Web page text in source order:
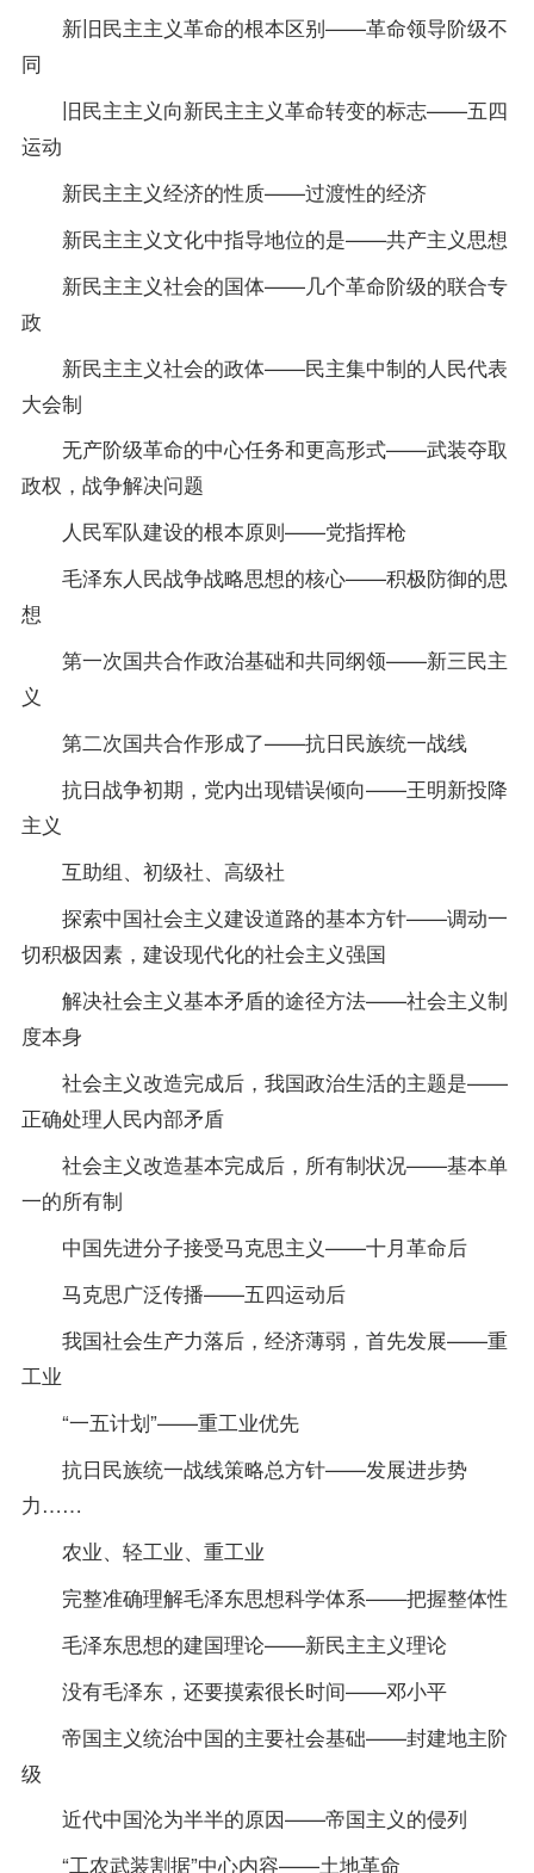
新旧民主主义革命的根本区别——革命领导阶级不
同
旧民主主义向新民主主义革命转变的标志——五四
运动
新民主主义经济的性质——过渡性的经济
新民主主义文化中指导地位的是——共产主义思想
新民主主义社会的国体——几个革命阶级的联合专
政
新民主主义社会的政体——民主集中制的人民代表
大会制
无产阶级革命的中心任务和更高形式——武装夺取
政权，战争解决问题
人民军队建设的根本原则——党指挥枪
毛泽东人民战争战略思想的核心——积极防御的思
想
第一次国共合作政治基础和共同纲领——新三民主
义
第二次国共合作形成了——抗日民族统一战线
抗日战争初期，党内出现错误倾向——王明新投降
主义
互助组、初级社、高级社
探索中国社会主义建设道路的基本方针——调动一
切积极因素，建设现代化的社会主义强国
解决社会主义基本矛盾的途径方法——社会主义制
度本身
社会主义改造完成后，我国政治生活的主题是——
正确处理人民内部矛盾
社会主义改造基本完成后，所有制状况——基本单
一的所有制
中国先进分子接受马克思主义——十月革命后
马克思广泛传播——五四运动后
我国社会生产力落后，经济薄弱，首先发展——重
工业
“一五计划”——重工业优先
抗日民族统一战线策略总方针——发展进步势
力……
农业、轻工业、重工业
完整准确理解毛泽东思想科学体系——把握整体性
毛泽东思想的建国理论——新民主主义理论
没有毛泽东，还要摸索很长时间——邓小平
帝国主义统治中国的主要社会基础——封建地主阶
级
近代中国沦为半半的原因——帝国主义的侵列
“工农武装割据”中心内容——土地革命